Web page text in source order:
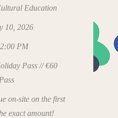
Education
10, 2026
PM
Pass // €60
on-site on the first
exact amount!